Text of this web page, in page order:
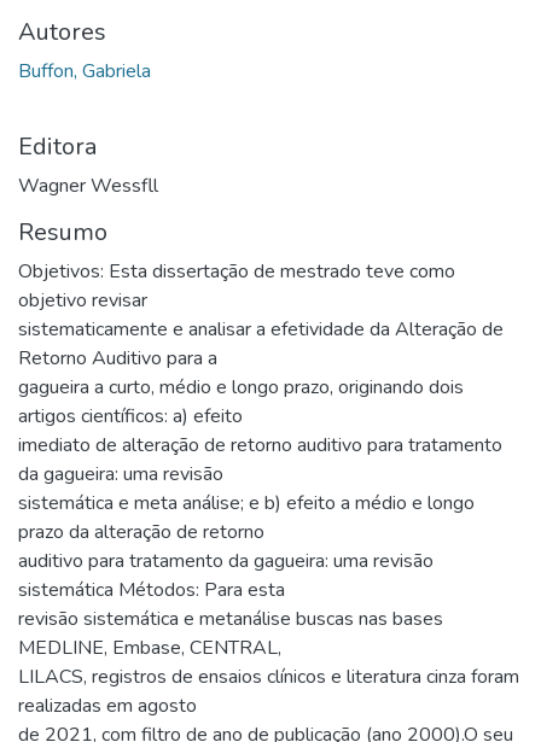
Autores
Buffon, Gabriela
Editora
Wagner Wessfll
Resumo
Objetivos: Esta dissertação de mestrado teve como
objetivo revisar
sistematicamente e analisar a efetividade da Alteração de
Retorno Auditivo para a
gagueira a curto, médio e longo prazo, originando dois
artigos científicos: a) efeito
imediato de alteração de retorno auditivo para tratamento
da gagueira: uma revisão
sistemática e meta análise; e b) efeito a médio e longo
prazo da alteração de retorno
auditivo para tratamento da gagueira: uma revisão
sistemática Métodos: Para esta
revisão sistemática e metanálise buscas nas bases
MEDLINE, Embase, CENTRAL,
LILACS, registros de ensaios clínicos e literatura cinza foram
realizadas em agosto
de 2021, com filtro de ano de publicação (ano 2000).O seu